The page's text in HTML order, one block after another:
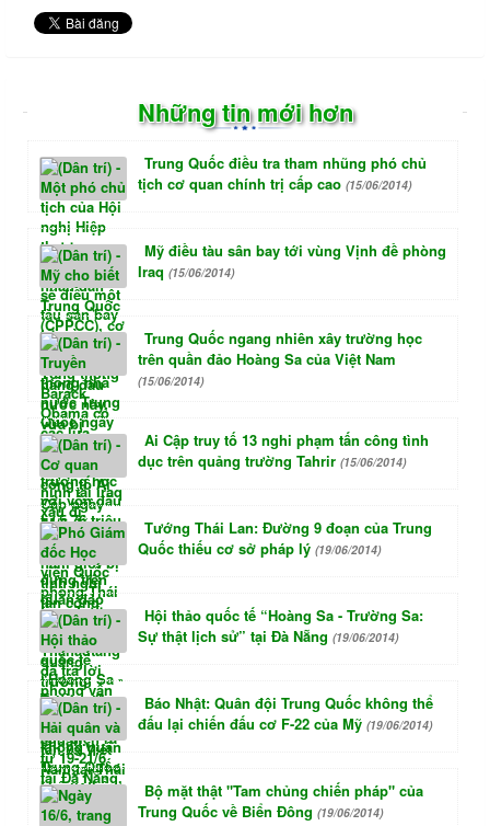
Những tin mới hơn
Trung Quốc điều tra tham nhũng phó chủ
tịch cơ quan chính trị cấp cao (15/06/2014)
Mỹ điều tàu sân bay tới vùng Vịnh đề phòng
Iraq (15/06/2014)
Trung Quốc ngang nhiên xây trường học
trên quần đảo Hoàng Sa của Việt Nam
(15/06/2014)
Ai Cập truy tố 13 nghi phạm tấn công tình
dục trên quảng trường Tahrir (15/06/2014)
Tướng Thái Lan: Đường 9 đoạn của Trung
Quốc thiếu cơ sở pháp lý (19/06/2014)
Hội thảo quốc tế “Hoàng Sa - Trường Sa:
Sự thật lịch sử” tại Đà Nẵng (19/06/2014)
Báo Nhật: Quân đội Trung Quốc không thể
đấu lại chiến đấu cơ F-22 của Mỹ (19/06/2014)
Bộ mặt thật "Tam chủng chiến pháp" của
Trung Quốc về Biển Đông (19/06/2014)